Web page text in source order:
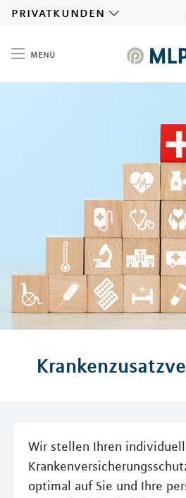
privatkunden
menü
Wir stellen Ihren
optimal auf Sie und Ihre